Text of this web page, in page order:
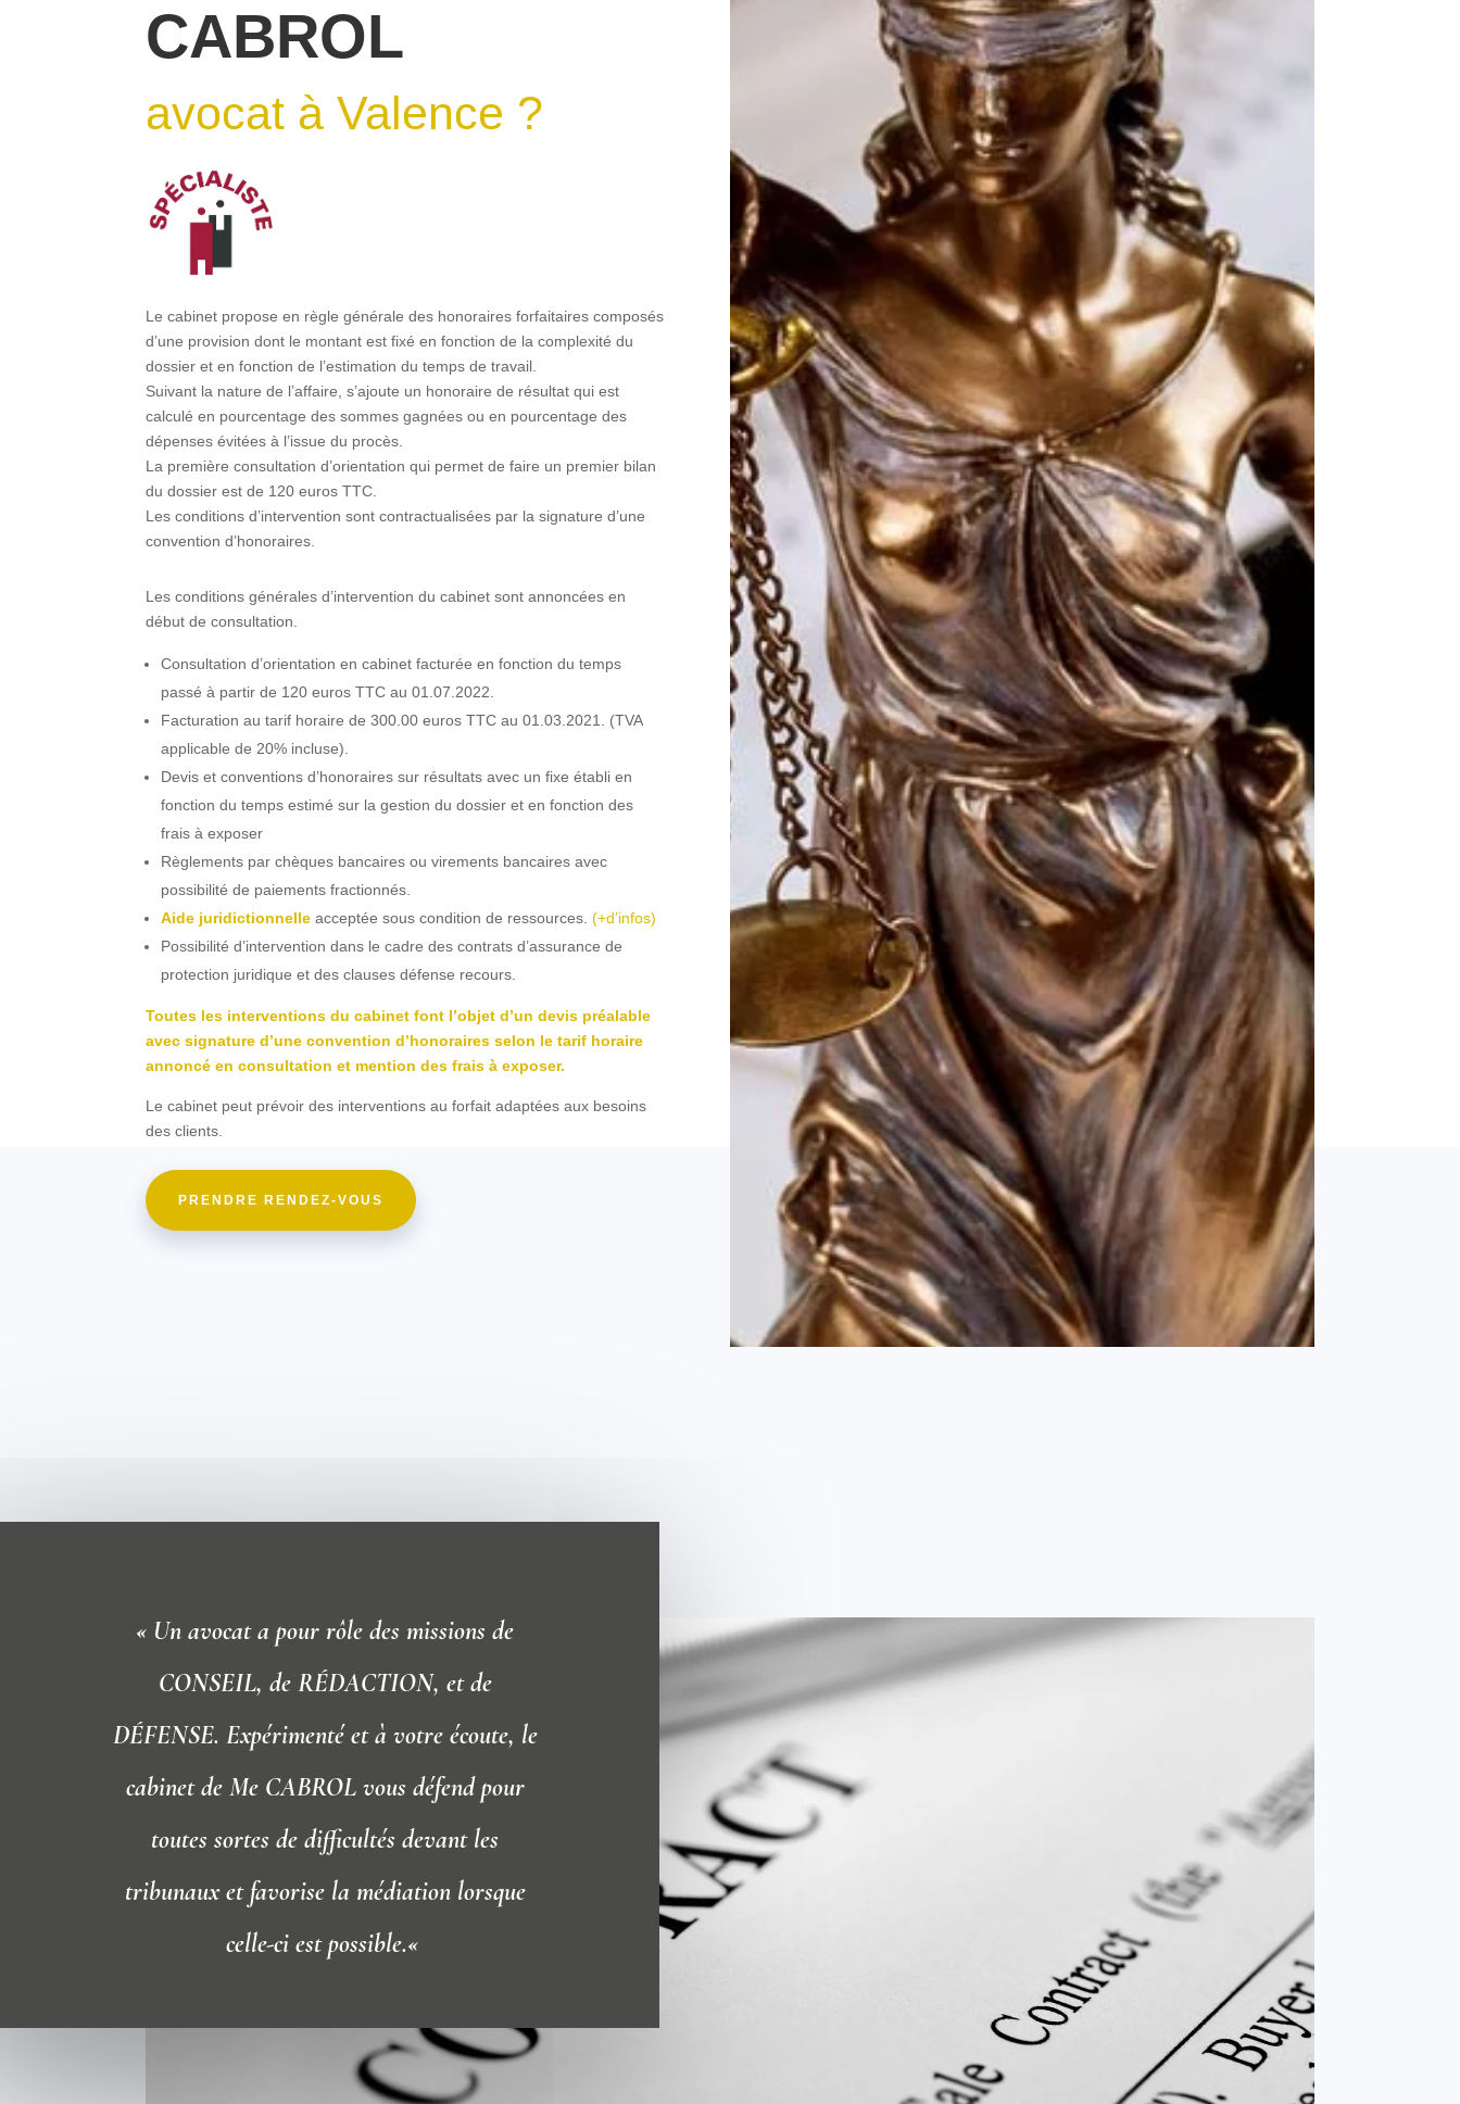
CABROL
avocat à Valence ?
Le cabinet propose en règle générale des honoraires forfaitaires composés
d’une provision dont le montant est fixé en fonction de la complexité du
dossier et en fonction de l’estimation du temps de travail.
Suivant la nature de l’affaire, s’ajoute un honoraire de résultat qui est
calculé en pourcentage des sommes gagnées ou en pourcentage des
dépenses évitées à l’issue du procès.
La première consultation d’orientation qui permet de faire un premier bilan
du dossier est de 120 euros TTC.
Les conditions d’intervention sont contractualisées par la signature d’une
convention d’honoraires.
Les conditions générales d’intervention du cabinet sont annoncées en
début de consultation.
Consultation d’orientation en cabinet facturée en fonction du temps
passé à partir de 120 euros TTC au 01.07.2022.
Facturation au tarif horaire de 300.00 euros TTC au 01.03.2021. (TVA
applicable de 20% incluse).
Devis et conventions d’honoraires sur résultats avec un fixe établi en
fonction du temps estimé sur la gestion du dossier et en fonction des
frais à exposer
Règlements par chèques bancaires ou virements bancaires avec
possibilité de paiements fractionnés.
Aide juridictionnelle acceptée sous condition de ressources.(+d’infos)
Possibilité d’intervention dans le cadre des contrats d’assurance de
protection juridique et des clauses défense recours.
Toutes les interventions du cabinet font l’objet d’un devis préalable
avec signature d’une convention d’honoraires selon le tarif horaire
annoncé en consultation et mention des frais à exposer.
Le cabinet peut prévoir des interventions au forfait adaptées aux besoins
des clients.
PRENDRE RENDEZ-VOUS
« Un avocat a pour rôle des missions de
CONSEIL, de RÉDACTION, et de
DÉFENSE. Expérimenté et à votre écoute, le
cabinet de Me CABROL vous défend pour
toutes sortes de difficultés devant les
tribunaux et favorise la médiation lorsque
celle-ci est possible.«